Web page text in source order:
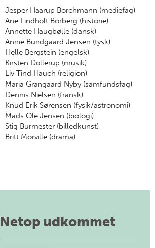
Jesper Haarup Borchmann (mediefag)
Ane Lindholt Borberg (historie)
Annette Haugbølle (dansk)
Annie Bundgaard Jensen (tysk)
Helle Bergstein (engelsk)
Kirsten Dollerup (musik)
Liv Tind Hauch (religion)
Maria Grangaard Nyby (samfundsfag)
Dennis Nielsen (fransk)
Knud Erik Sørensen (fysik/astronomi)
Mads Ole Jensen (biologi)
Stig Burmester (billedkunst)
Britt Morville (drama)
Netop udkommet